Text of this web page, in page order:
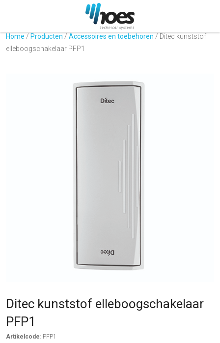
Home / Producten / Accessoires en toebehoren / Ditec kunststof
elleboogschakelaar PFP1
Ditec kunststof elleboogschakelaar
PFP1
Artikelcode: PFP1